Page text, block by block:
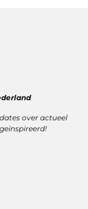
over actueel